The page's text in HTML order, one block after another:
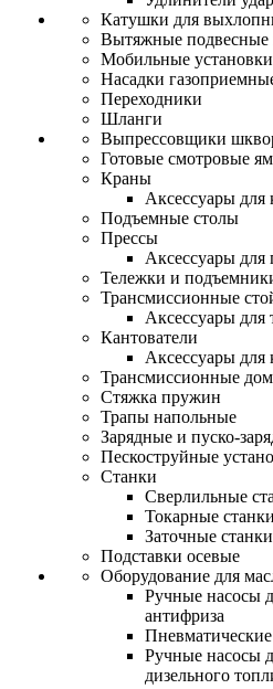
Катушки для
Вытяжные подвесные
Мобильные установки
Насадки
Переходники
Шланги
Выпрессовщики
Готовые смотровые
Краны
Аксессуары для
Подъемные столы
Прессы
Аксессуары для
Тележки и
Трансмиссионные
Аксессуары для
Кантователи
Аксессуары для
Трансмиссионные
Стяжка пружин
Трапы напольные
Зарядные и пуско-
Пескоструйные
Станки
Сверлильные
Токарные станки
Заточные станки
Подставки осевые
Оборудование для
Ручные насосы
антифриза
Ручные насосы
дизельного